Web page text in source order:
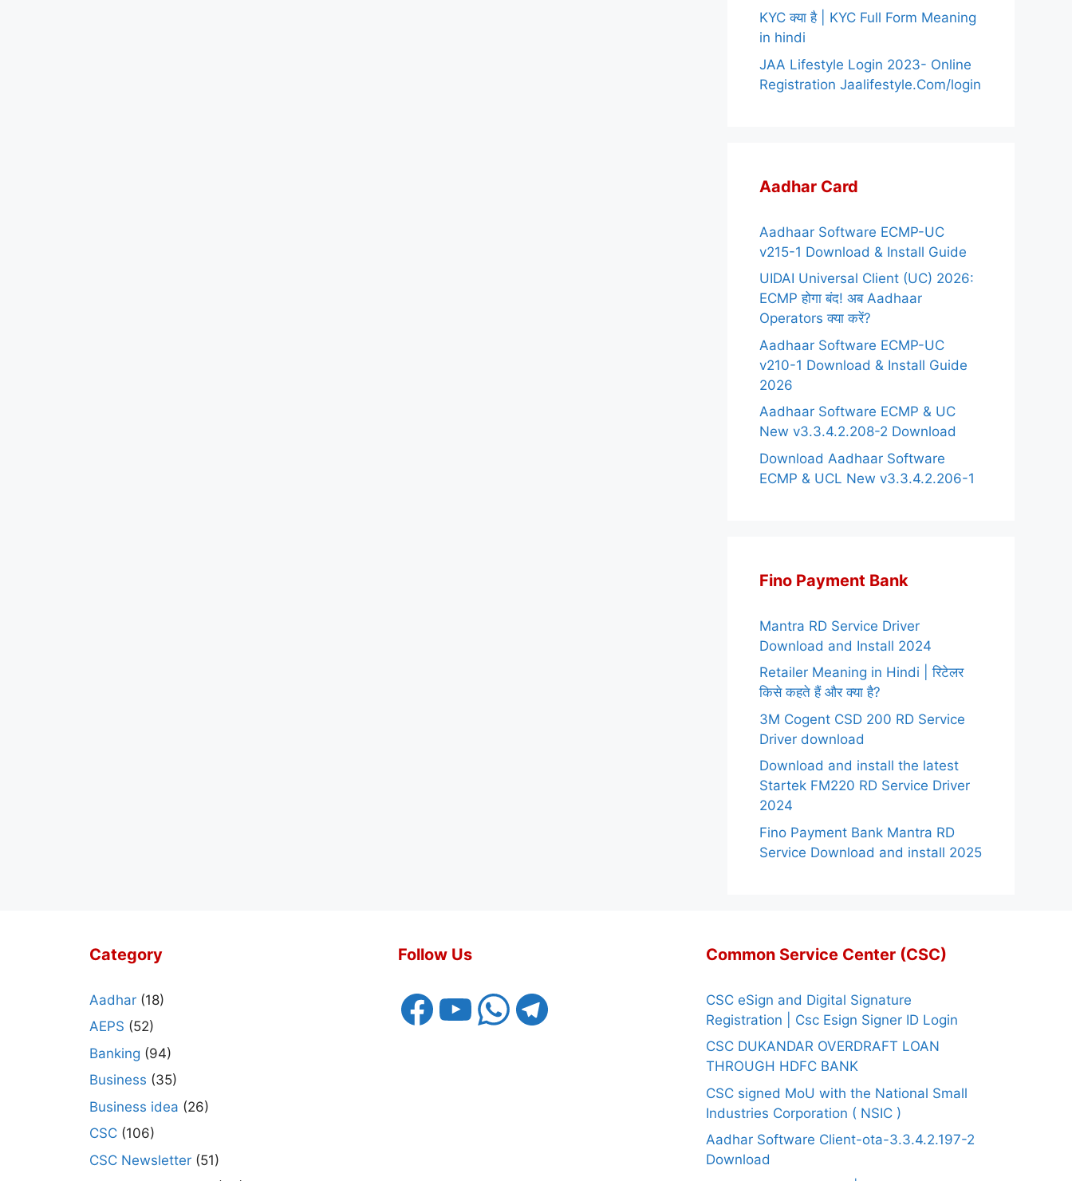
KYC क्या है | KYC Full Form Meaning
in hindi
JAA Lifestyle Login 2023- Online
Registration Jaalifestyle.Com/login
Aadhar Card
Aadhaar Software ECMP-UC
v215-1 Download & Install Guide
UIDAI Universal Client (UC) 2026:
ECMP होगा बंद! अब Aadhaar
Operators क्या करें?
Aadhaar Software ECMP-UC
v210-1 Download & Install Guide
2026
Aadhaar Software ECMP & UC
New v3.3.4.2.208-2 Download
Download Aadhaar Software
ECMP & UCL New v3.3.4.2.206-1
Fino Payment Bank
Mantra RD Service Driver
Download and Install 2024
Retailer Meaning in Hindi | रिटेलर
किसे कहते हैं और क्या है?
3M Cogent CSD 200 RD Service
Driver download
Download and install the latest
Startek FM220 RD Service Driver
2024
Fino Payment Bank Mantra RD
Service Download and install 2025
Category
Aadhar (18)
AEPS (52)
Banking (94)
Business (35)
Business idea (26)
CSC (106)
CSC Newsletter (51)
Follow Us
FacebookYouTubeWhatsAppTelegram
Common Service Center (CSC)
CSC eSign and Digital Signature
Registration | Csc Esign Signer ID Login
CSC DUKANDAR OVERDRAFT LOAN
THROUGH HDFC BANK
CSC signed MoU with the National Small
Industries Corporation ( NSIC )
Aadhar Software Client-ota-3.3.4.2.197-2
Download